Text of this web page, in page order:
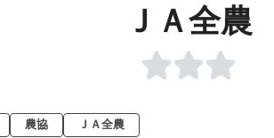
ＪＡ全農
農協 ＪＡ全農